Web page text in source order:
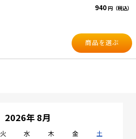
荷重 RT-18OB：2kN（203kg） RT-18EB：
940 円（税込）
商品を選ぶ
2026年 8月
火 水 木 金
土